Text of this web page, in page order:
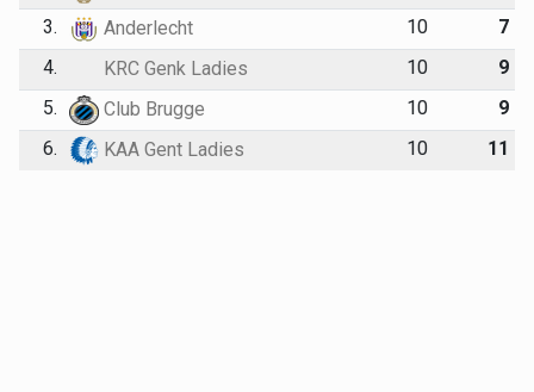
3.
Anderlecht 10
7
4.
KRC Genk Ladies 10
9
5.
Club Brugge 10
9
6.
KAA Gent Ladies 10 11